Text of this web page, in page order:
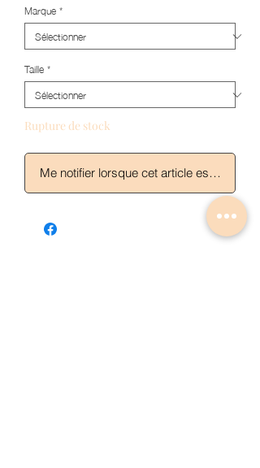
Marque*
Taille*
Rupture de stock
Me notifier lorsque cet article est